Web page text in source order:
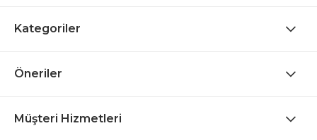
Kategoriler
Öneriler
Müşteri Hizmetleri